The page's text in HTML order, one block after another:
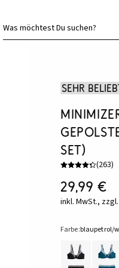
Was möchtest Du suchen?
Sehr
Set)
(263)
29,99 €
inkl. MwSt., zzgl.
Farbe:blaupetrol/